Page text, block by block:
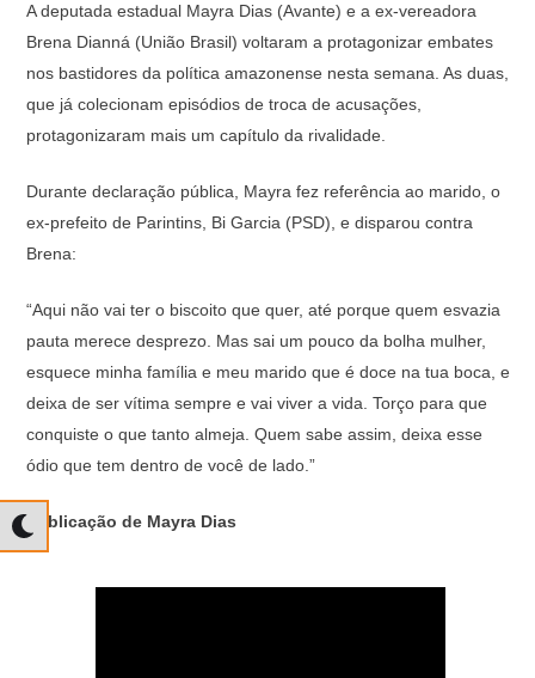
at
s
A
p
p
c
e
b
o
o
k
e
gr
a
m
p
y
Li
n
k
A deputada estadual Mayra Dias (Avante) e a ex-vereadora
Brena Dianná (União Brasil) voltaram a protagonizar embates
nos bastidores da política amazonense nesta semana. As duas,
que já colecionam episódios de troca de acusações,
protagonizaram mais um capítulo da rivalidade.
Durante declaração pública, Mayra fez referência ao marido, o
ex-prefeito de Parintins, Bi Garcia (PSD), e disparou contra
Brena:
“Aqui não vai ter o biscoito que quer, até porque quem esvazia
pauta merece desprezo. Mas sai um pouco da bolha mulher,
esquece minha família e meu marido que é doce na tua boca, e
deixa de ser vítima sempre e vai viver a vida. Torço para que
conquiste o que tanto almeja. Quem sabe assim, deixa esse
ódio que tem dentro de você de lado.”
Publicação de Mayra Dias